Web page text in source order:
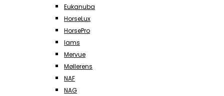
Eukanuba
HorseLux
HorsePro
Iams
Mervue
Møllerens
NAF
NAG